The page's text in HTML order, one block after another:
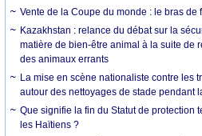
Vente de la Coupe du monde : le bras de
Kazakhstan : relance du débat sur la
matière de bien-être animal à la suite de
des animaux errants
La mise en scène nationaliste contre les
autour des nettoyages de stade pendant
Que signifie la fin du Statut de protection
les Haïtiens ?